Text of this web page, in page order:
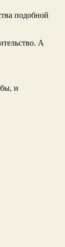
подобной
А
и